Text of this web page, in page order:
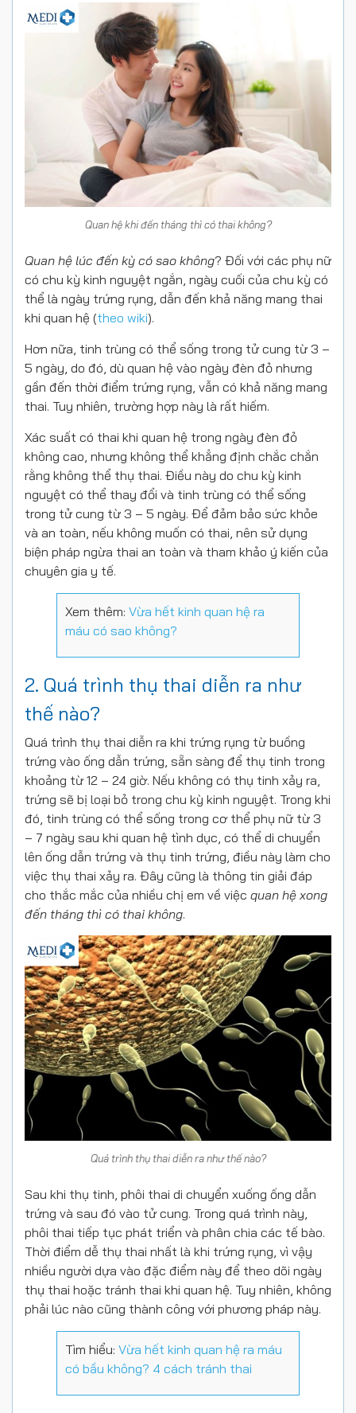
Quan hệ khi đến tháng thì có thai không?
Quan hệ lúc đến kỳ có sao không? Đối với các phụ nữ
có chu kỳ kinh nguyệt ngắn, ngày cuối của chu kỳ có
thể là ngày trứng rụng, dẫn đến khả năng mang thai
khi quan hệ (theo wiki).
Hơn nữa, tinh trùng có thể sống trong tử cung từ 3 –
5 ngày, do đó, dù quan hệ vào ngày đèn đỏ nhưng
gần đến thời điểm trứng rụng, vẫn có khả năng mang
thai. Tuy nhiên, trường hợp này là rất hiếm.
Xác suất có thai khi quan hệ trong ngày đèn đỏ
không cao, nhưng không thể khẳng định chắc chắn
rằng không thể thụ thai. Điều này do chu kỳ kinh
nguyệt có thể thay đổi và tinh trùng có thể sống
trong tử cung từ 3 – 5 ngày. Để đảm bảo sức khỏe
và an toàn, nếu không muốn có thai, nên sử dụng
biện pháp ngừa thai an toàn và tham khảo ý kiến của
chuyên gia y tế.
Xem thêm: Vừa hết kinh quan hệ ra
máu có sao không?
2. Quá trình thụ thai diễn ra như
thế nào?
Quá trình thụ thai diễn ra khi trứng rụng từ buồng
trứng vào ống dẫn trứng, sẵn sàng để thụ tinh trong
khoảng từ 12 – 24 giờ. Nếu không có thụ tinh xảy ra,
trứng sẽ bị loại bỏ trong chu kỳ kinh nguyệt. Trong khi
đó, tinh trùng có thể sống trong cơ thể phụ nữ từ 3
– 7 ngày sau khi quan hệ tình dục, có thể di chuyển
lên ống dẫn trứng và thụ tinh trứng, điều này làm cho
việc thụ thai xảy ra. Đây cũng là thông tin giải đáp
cho thắc mắc của nhiều chị em về việc quan hệ xong
đến tháng thì có thai không.
Quá trình thụ thai diễn ra như thế nào?
Sau khi thụ tinh, phôi thai di chuyển xuống ống dẫn
trứng và sau đó vào tử cung. Trong quá trình này,
phôi thai tiếp tục phát triển và phân chia các tế bào.
Thời điểm dễ thụ thai nhất là khi trứng rụng, vì vậy
nhiều người dựa vào đặc điểm này để theo dõi ngày
thụ thai hoặc tránh thai khi quan hệ. Tuy nhiên, không
phải lúc nào cũng thành công với phương pháp này.
Tìm hiểu: Vừa hết kinh quan hệ ra máu
có bầu không? 4 cách tránh thai